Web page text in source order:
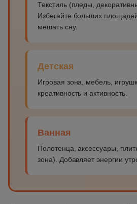
Текстиль (пледы,
Избегайте больших
мешать сну.
Детская
Игровая зона, мебель,
креативность и активность.
Ванная
Полотенца, аксессуары,
зона). Добавляет энергии